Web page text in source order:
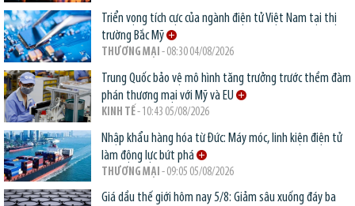
Triển vọng tích cực của ngành điện tử Việt Nam tại thị
trường Bắc Mỹ
THƯƠNG MẠI - 08:30 04/08/2026
Trung Quốc bảo vệ mô hình tăng trưởng trước thềm đàm
phán thương mại với Mỹ và EU
KINH TẾ- 10:43 05/08/2026
Nhập khẩu hàng hóa từ Đức: Máy móc, linh kiện điện tử
làm động lực bứt phá
THƯƠNG MẠI - 09:05 05/08/2026
Giá dầu thế giới hôm nay 5/8: Giảm sâu xuống đáy ba